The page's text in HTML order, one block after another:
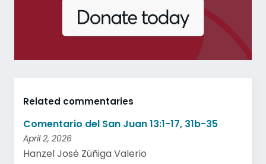
Related commentaries
Comentario del San Juan 13:1-17, 31b-35
April 2, 2026
Hanzel José Zúñiga Valerio